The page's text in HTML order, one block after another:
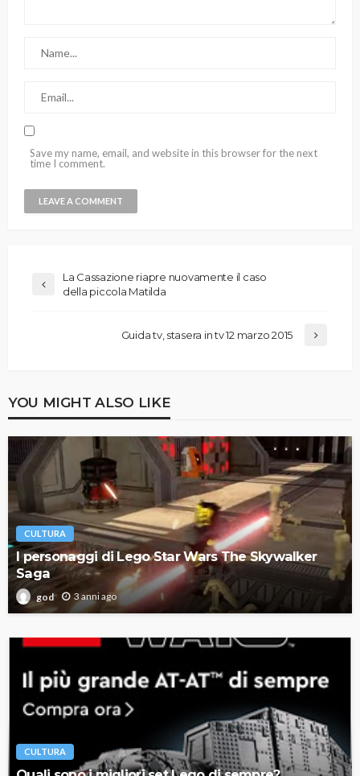
Save my name, email, and website in this browser for the next
time I comment.
La Cassazione riapre nuovamente il caso
della piccola Matilda
Guida tv, stasera in tv 12 marzo 2015
YOU MIGHT ALSO LIKE
CULTURA
I personaggi di Lego Star Wars The Skywalker
Saga
god 3 anni ago
CULTURA